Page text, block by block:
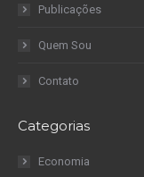
Publicações
Quem Sou
Contato
Categorias
Economia